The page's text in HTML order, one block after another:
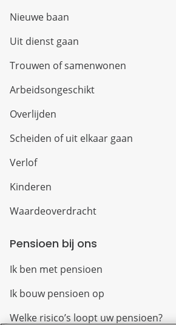
Nieuwe baan
Uit dienst gaan
Trouwen of samenwonen
Arbeidsongeschikt
Overlijden
Scheiden of uit elkaar gaan
Verlof
Kinderen
Waardeoverdracht
Pensioen bij ons
Ik ben met pensioen
Ik bouw pensioen op
Welke risico’s loopt uw pensioen?